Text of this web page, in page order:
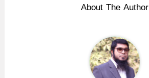
About The Author